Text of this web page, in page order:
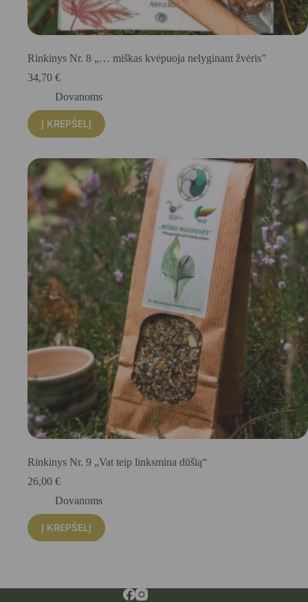
Rinkinys Nr. 8 „… miškas kvėpuoja nelyginant žvėris”
34,70 €
Dovanoms
Į KREPŠELĮ
Rinkinys Nr. 9 „Vat teip linksmina dūšią“
26,00 €
Dovanoms
Į KREPŠELĮ